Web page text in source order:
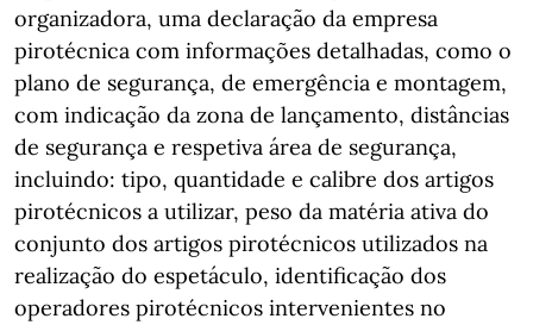
organizadora, uma declaração da empresa
pirotécnica com informações detalhadas, como o
plano de segurança, de emergência e montagem,
com indicação da zona de lançamento, distâncias
de segurança e respetiva área de segurança,
incluindo: tipo, quantidade e calibre dos artigos
pirotécnicos a utilizar, peso da matéria ativa do
conjunto dos artigos pirotécnicos utilizados na
realização do espetáculo, identificação dos
operadores pirotécnicos intervenientes no